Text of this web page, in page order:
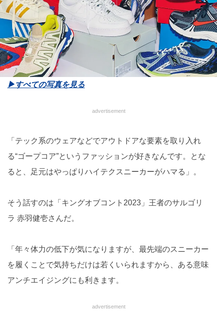
▶︎すべての写真を見る
advertisement
「テック系のウェアなどでアウトドアな要素を取り入れ
る“ゴープコア”というファッションが好きなんです。とな
ると、足元はやっぱりハイテクスニーカーがハマる」。
そう話すのは「キングオブコント2023」王者のサルゴリ
ラ 赤羽健壱さんだ。
「年々体力の低下が気になりますが、最先端のスニーカー
を履くことで気持ちだけは若くいられますから、ある意味
アンチエイジングにも利きます。
advertisement